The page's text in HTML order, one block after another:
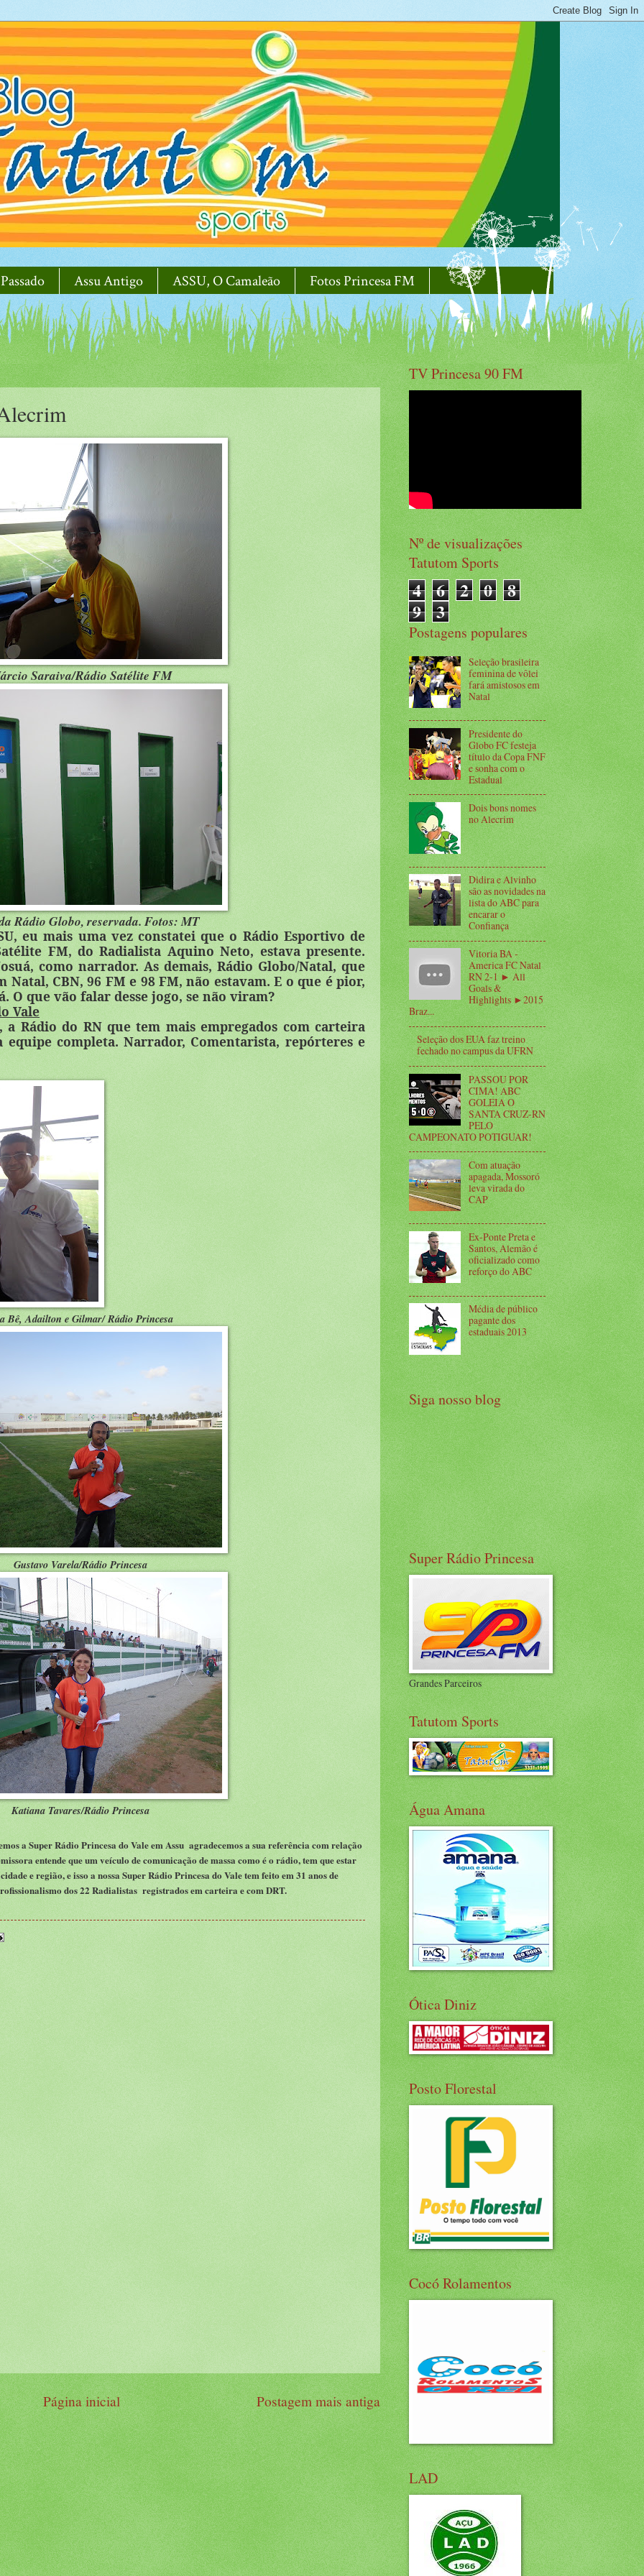
Assu Antigo ASSU, O Camaleão Fotos Princesa FM
Saraiva/Rádio Satélite FM
Rádio Globo, reservada. Fotos: MT
eu mais uma vez constatei que o Rádio Esportivo de
FM, do Radialista Aquino Neto, estava presente.
como narrador. As demais, Rádio Globo/Natal, que
CBN, 96 FM e 98 FM, não estavam. E o que é pior,
O que vão falar desse jogo, se não viram?
Vale
a Rádio do RN que tem mais empregados com carteira
equipe completa. Narrador, Comentarista, repórteres e
Bê, Adailton e Gilmar/ Rádio Princesa
Gustavo Varela/Rádio Princesa
Katiana Tavares/Rádio Princesa
a Super Rádio Princesa do Vale em Assu agradecemos a sua referência com relação
entende que um veículo de comunicaçãode massa como é o rádio, tem que estar
e região, eisso a nossa SuperRádio Princesa do Vale tem feito em 31 anos de
dos 22 Radialistas registrados em carteira e com DRT.
Postagem mais antiga
Página inicial
TV Princesa 90 FM
Nº de visualizações
Tatutom Sports
4 6 2 0 8
9 3
Postagens populares
Seleção brasileira
feminina de vôlei
fará amistosos em
Natal
Presidente do
Globo FC festeja
título da Copa FNF
e sonha com o
Estadual
Dois bons nomes
no Alecrim
Didira e Alvinho
são as novidades na
lista do ABC para
encarar o
Confiança
Vitoria BA -
America FC Natal
RN 2-1 ► All
Goals &
Highlights ►2015
Braz...
Seleção dos EUA faz treino
fechado no campus da UFRN
PASSOU POR
CIMA! ABC
GOLEIA O
SANTA CRUZ-RN
PELO
CAMPEONATO POTIGUAR!
Com atuação
apagada, Mossoró
leva virada do
CAP
Ex-Ponte Preta e
Santos, Alemão é
oficializado como
reforço do ABC
Média de público
pagante dos
estaduais 2013
Siga nosso blog
Super Rádio Princesa
Grandes Parceiros
Tatutom Sports
Água Amana
Ótica Diniz
Posto Florestal
Cocó Rolamentos
LAD